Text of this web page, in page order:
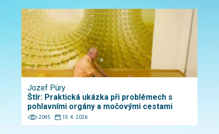
Jozef Púry
Štír: Praktická ukázka při problémech s
pohlavními orgány a močovými cestami
2045 15. 4. 2026